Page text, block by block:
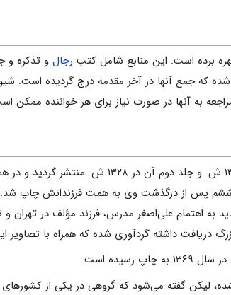
برده است. این منابع شامل کتب رجال و تذکره و
که جمع آنها در آخر مقدمه درج گردیده است.
به آنها در صورت نیاز برای هر خواننده ممکن
جلد اول ریحانه‌الادب برای بار نخست
اهتمام علی‌اصغر مدرس، فرزند مؤلف در تهران
دریافت داشته گردآوری شده که همراه با
است.
لیکن گفته می‌شود که گروهی در یکی از کشورهای